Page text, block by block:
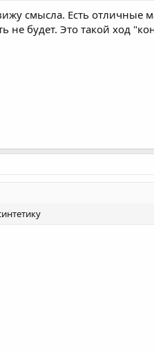
смысла. Есть отличные
не будет. Это такой ход